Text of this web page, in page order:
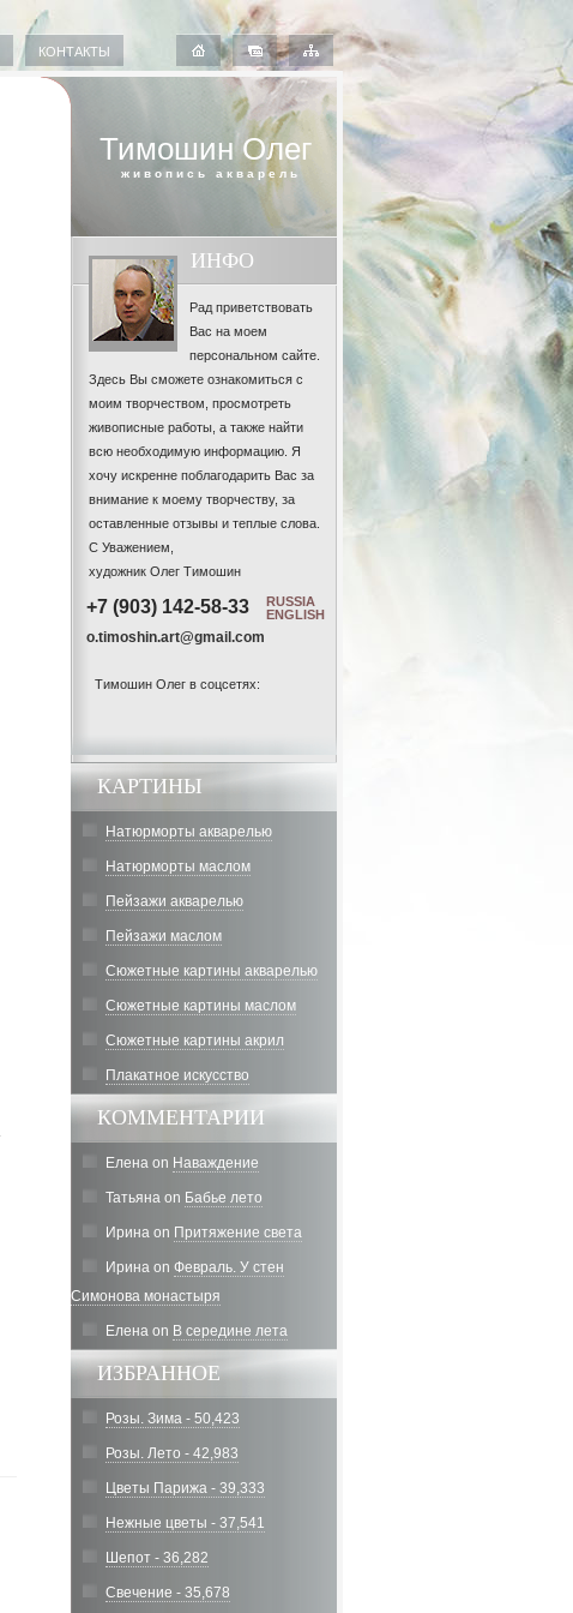
КОНТАКТЫ
Тимошин Олег
живопись акварель
ИНФО
Рад приветствовать
Вас на моем
персональном сайте.
Здесь Вы сможете ознакомиться с
моим творчеством, просмотреть
живописные работы, а также найти
всю необходимую информацию. Я
хочу искренне поблагодарить Вас за
внимание к моему творчеству, за
оставленные отзывы и теплые слова.
С Уважением,
художник Олег Тимошин
+7 (903) 142-58-33
RUSSIA
ENGLISH
o.timoshin.art@gmail.com
Тимошин Олег в соцсетях:
КАРТИНЫ
Натюрморты акварелью
Натюрморты маслом
Пейзажи акварелью
Пейзажи маслом
Сюжетные картины акварелью
Сюжетные картины маслом
Сюжетные картины акрил
Плакатное искусство
КОММЕНТАРИИ
Елена on Наваждение
Татьяна on Бабье лето
Ирина on Притяжение света
Ирина on Февраль. У стен
Симонова монастыря
Елена on В середине лета
ИЗБРАННОЕ
Розы. Зима - 50,423
Розы. Лето - 42,983
Цветы Парижа - 39,333
Нежные цветы - 37,541
Шепот - 36,282
Свечение - 35,678